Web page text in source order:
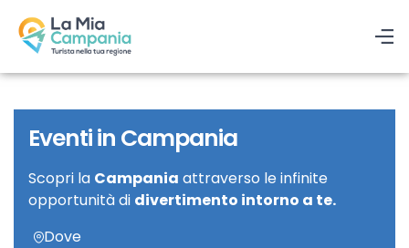
Eventi in Campania
Scopri la Campania attraverso le infinite
opportunità di divertimento intorno a te.
Dove